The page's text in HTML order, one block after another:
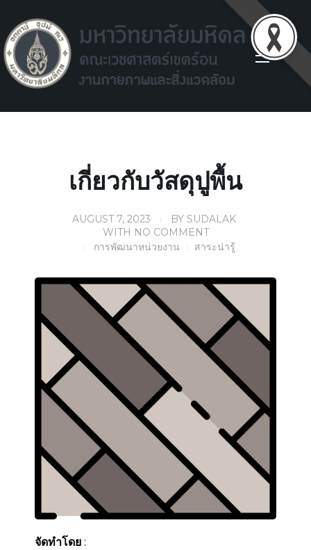
เกี่ยวกับวัสดุปูพื้น
AUGUST 7, 2023 BY SUDALAK
WITH NO COMMENT
การพัฒนาหน่วยงาน
สาระน่ารู้
จัดทำโดย :